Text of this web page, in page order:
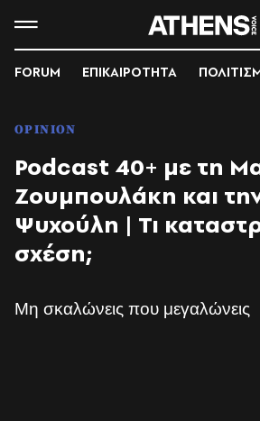
FORUM ΕΠΙΚΑΙΡΟΤΗΤΑ
OPINION
Podcast 40+ με τη
Ζουμπουλάκη και
Ψυχούλη | Τι
σχέση;
Μη σκαλώνεις που μεγαλώνεις